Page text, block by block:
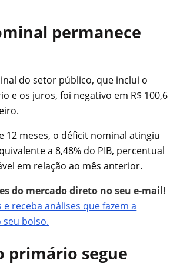
permanece
do setor público, que inclui o
e os juros, foi negativo em R$ 100,6
12 meses, o déficit nominal atingiu
a 8,48% do PIB, percentual
em relação ao mês anterior.
do mercado direto no seu e-mail!
e receba análises que fazem a
bolso.
primário segue